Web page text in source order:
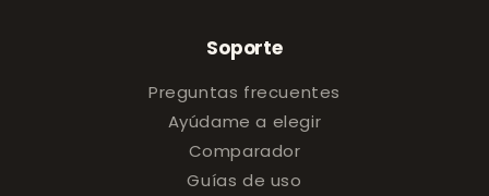
Soporte
Preguntas frecuentes
Ayúdame a elegir
Comparador
Guías de uso